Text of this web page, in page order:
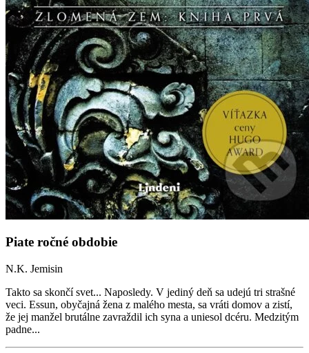
Piate ročné obdobie
N.K. Jemisin
Takto sa skončí svet... Naposledy. V jediný deň sa udejú tri strašné
veci. Essun, obyčajná žena z malého mesta, sa vráti domov a zistí,
že jej manžel brutálne zavraždil ich syna a uniesol dcéru. Medzitým
padne...